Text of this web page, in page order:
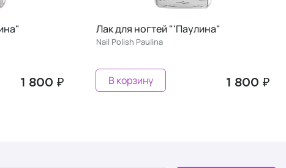
Лак для ногтей "'Паулина"
В корзину